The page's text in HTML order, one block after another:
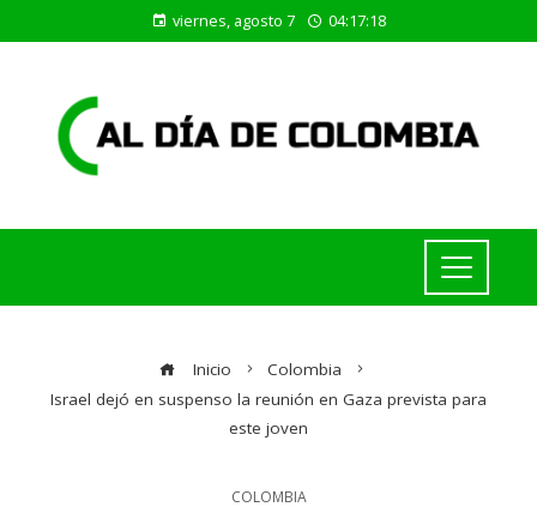
viernes, agosto 7 04:17:19
Inicio
Colombia
Israel dejó en suspenso la reunión en Gaza prevista para
este joven
COLOMBIA